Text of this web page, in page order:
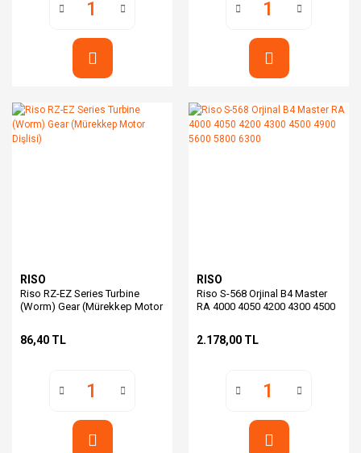
RISO
Riso RZ-EZ Series Turbine
(Worm) Gear (Mürekkep Motor
86,40 TL
RISO
Riso S-568 Orjinal B4 Master
RA 4000 4050 4200 4300 4500
2.178,00 TL